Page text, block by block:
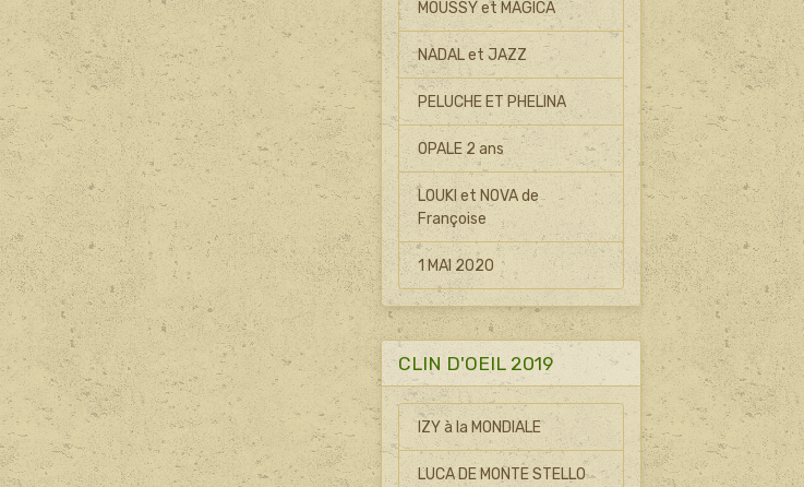
MOUSSY et MAGICA
NADAL et JAZZ
PELUCHE ET PHELINA
OPALE 2 ans
LOUKI et NOVA de
Françoise
1 MAI 2020
CLIN D'OEIL 2019
IZY à la MONDIALE
LUCA DE MONTE STELLO